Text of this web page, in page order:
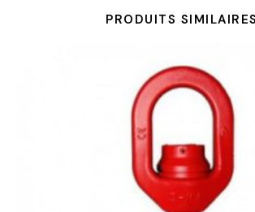
PRODUITS SIMILAIRES